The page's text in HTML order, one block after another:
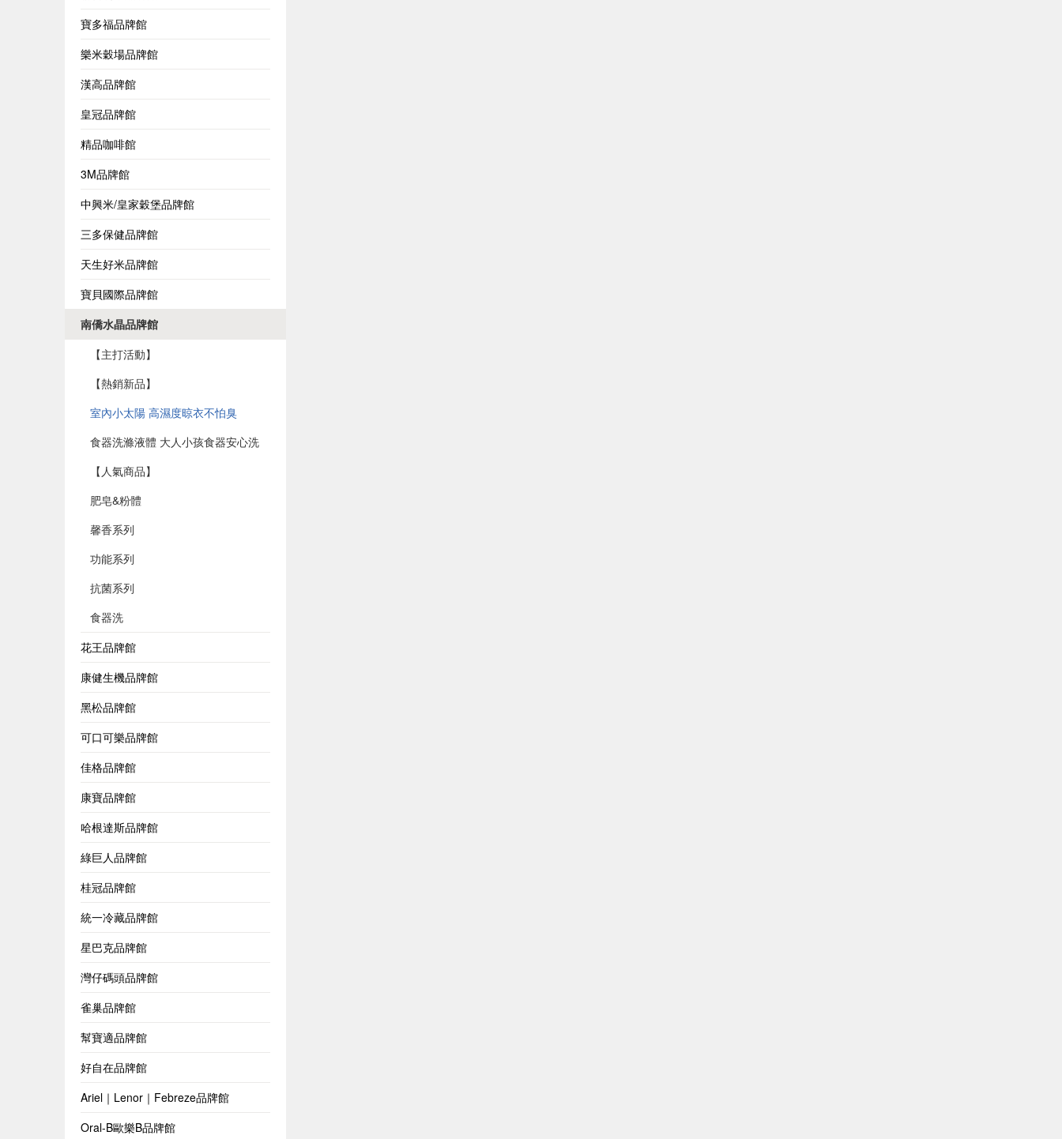
寶多福品牌館
樂米穀場品牌館
漢高品牌館
皇冠品牌館
精品咖啡館
3M品牌館
中興米/皇家穀堡品牌館
三多保健品牌館
天生好米品牌館
寶貝國際品牌館
南僑水晶品牌館
【主打活動】
【熱銷新品】
室內小太陽 高濕度晾衣不怕臭
食器洗滌液體 大人小孩食器安心洗
【人氣商品】
肥皂&粉體
馨香系列
功能系列
抗菌系列
食器洗
花王品牌館
康健生機品牌館
黑松品牌館
可口可樂品牌館
佳格品牌館
康寶品牌館
哈根達斯品牌館
綠巨人品牌館
桂冠品牌館
統一冷藏品牌館
星巴克品牌館
灣仔碼頭品牌館
雀巢品牌館
幫寶適品牌館
好自在品牌館
Ariel｜Lenor｜Febreze品牌館
Oral-B歐樂B品牌館